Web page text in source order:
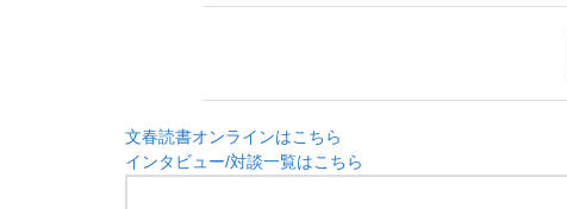
文春読書オンラインはこちら
インタビュー/対談一覧はこちら